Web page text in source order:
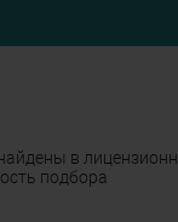
в
подбора